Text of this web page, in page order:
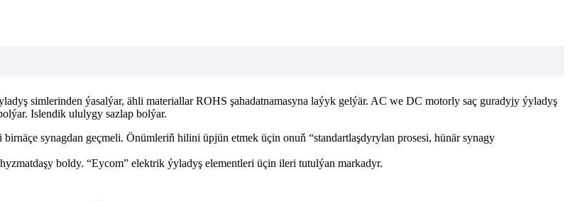
simlerinden ýasalýar, ähli materiallar ROHS şahadatnamasyna laýyk gelýär. AC we DC motorly saç guradyjy ýyladyş
Islendik ululygy sazlap bolýar.
synagdan geçmeli. Önümleriň hilini üpjün etmek üçin onuň “standartlaşdyrylan prosesi, hünär synagy
boldy. “Eycom” elektrik ýyladyş elementleri üçin ileri tutulýan markadyr.